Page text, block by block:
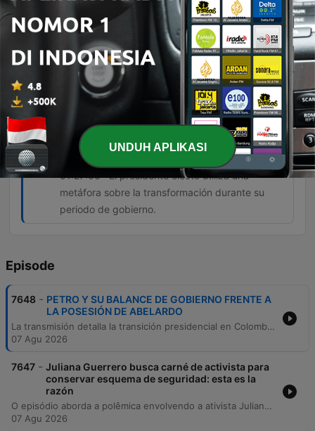
Un contrato, Gabriel, por 46 mil millones
de pesos para un estadio en
Buenaventura.
01:00:06 · El locutor denuncia un contrato
millonario realizado justo antes del fin del
Serán cuatro años en donde el tigre se
convertirá en... Una mariposa amarilla.
01:27:06 · El presidente electo utiliza una
metáfora sobre la transformación durante su
periodo de gobierno.
Episode
7648 - PETRO Y SU BALANCE DE GOBIERNO FRENTE A
LA POSESIÓN DE ABELARDO
La transmisión detalla la transición presidencial en Colombia, centrada en los preparativos para la posesión de Abelardo de la Espriella en Cali y la incertidumbre jurídica sobre el fin del mandato de Gustavo Petro. Se reportan las expectativas de los gremios económicos, la postura de la oposición y las controversias por decretos y contratos realizados en los últimos días del gobierno saliente. El episodio también aborda temas de orden público, incluyendo ataques con drones en bases militares de Tolima y Norte de Santander, así como manifestaciones en Cali y Bogotá. A través de un lente periodístico y satírico, se analizan las reacciones internacionales y el ambiente político ante este cambio de mando.
07 Agu 2026
7647 - Juliana Guerrero busca carné de activista para
conservar esquema de seguridad: esta es la
razón
O episódio aborda a polêmica envolvendo a ativista Juliana Guerrero e os pedidos para reforço de seu esquema de segurança pela Unidade Nacional de Proteção na Colômbia. A discussão foca nas exigências de comprovação de atividade política e nos riscos associados à sua atuação, incluindo alegações sobre possíveis ameaças ao Estado e uso indevido de recursos governamentais. A narrativa detalha a necessidade de avaliação técnica do risco real para justificar a manutenção da proteção, em meio a controvérsias sobre a apresentação de certificados de militância partidária para fins de segurança pública.
07 Agu 2026
UNDUH APLIKASI